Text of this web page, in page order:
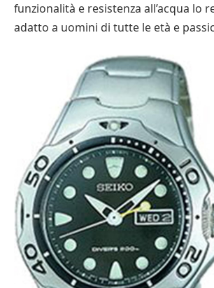
funzionalità e resistenza all’acqua lo
adatto a uomini di tutte le età e